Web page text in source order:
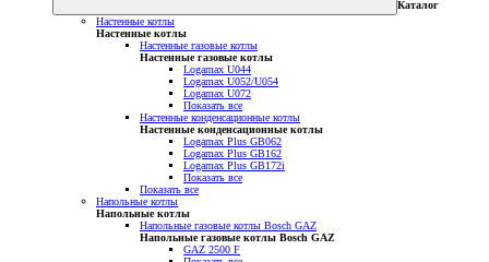
Каталог
Настенные котлы
Настенные котлы
Настенные газовые котлы
Настенные газовые котлы
Logamax U044
Logamax U052/U054
Logamax U072
Показать все
Настенные конденсационные котлы
Настенные конденсационные котлы
Logamax Plus GB062
Logamax Plus GB162
Logamax Plus GB172i
Показать все
Показать все
Напольные котлы
Напольные котлы
Напольные газовые котлы Bosch GAZ
Напольные газовые котлы Bosch GAZ
GAZ 2500 F